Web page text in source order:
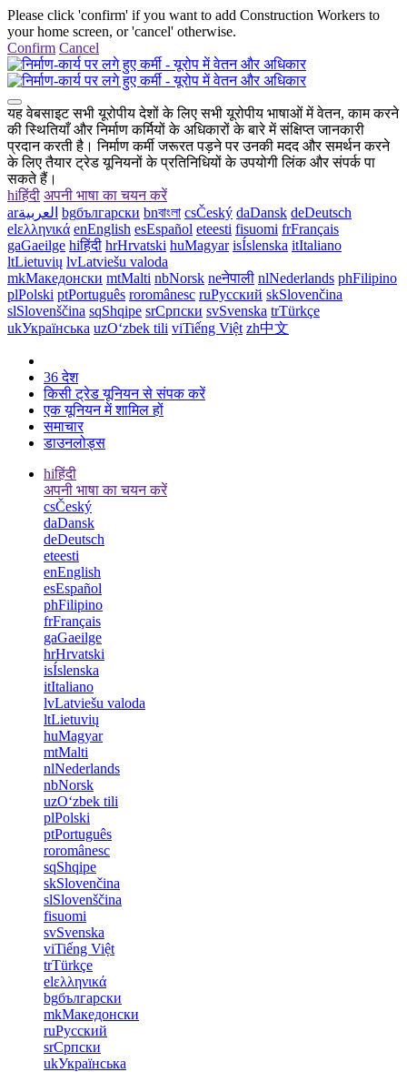
Please click 'confirm' if you want to add Construction Workers to
your home screen, or 'cancel' otherwise.
Confirm Cancel
यह वेबसाइट सभी यूरोपीय देशों के लिए सभी यूरोपीय भाषाओं में वेतन, काम करने
की स्थितियाँ और निर्माण कर्मियों के अधिकारों के बारे में संक्षिप्त जानकारी
प्रदान करती है। निर्माण कर्मी जरूरत पड़ने पर उनकी मदद और समर्थन करने
के लिए तैयार ट्रेड यूनियनों के प्रतिनिधियों के उपयोगी लिंक और संपर्क पा
सकते हैं।
hiहिंदी अपनी भाषा का चयन करें
arالعربية bgбългарски bnবাংলা csČeský daDansk deDeutsch
elελληνικά enEnglish esEspañol eteesti fisuomi frFrançais
gaGaeilge hiहिंदी hrHrvatski huMagyar isÍslenska itItaliano
ltLietuvių lvLatviešu valoda
mkМакедонски mtMalti nbNorsk neनेपाली nlNederlands phFilipino
plPolski ptPortuguês roromânesc ruРусский skSlovenčina
slSlovenščina sqShqipe srСрпски svSvenska trTürkçe
ukУкраїнська uzOʻzbek tili viTiếng Việt zh中文
36 देश
किसी ट्रेड यूनियन से संपक करें
एक यूनियन में शामिल हों
समाचार
डाउनलोड्स
hiहिंदी
अपनी भाषा का चयन करें
csČeský
daDansk
deDeutsch
eteesti
enEnglish
esEspañol
phFilipino
frFrançais
gaGaeilge
hrHrvatski
isÍslenska
itItaliano
lvLatviešu valoda
ltLietuvių
huMagyar
mtMalti
nlNederlands
nbNorsk
uzOʻzbek tili
plPolski
ptPortuguês
roromânesc
sqShqipe
skSlovenčina
slSlovenščina
fisuomi
svSvenska
viTiếng Việt
trTürkçe
elελληνικά
bgбългарски
mkМакедонски
ruРусский
srСрпски
ukУкраїнська